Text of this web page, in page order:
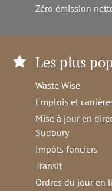
Zéro émission
Les plus
Waste Wise
Emplois et
Mise à jour en
Sudbury
Impôts fonciers
Transit
Ordres du jour en